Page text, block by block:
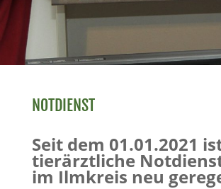
NOTDIENST
Seit dem 01.01.2021
tierärztliche
im Ilmkreis neu